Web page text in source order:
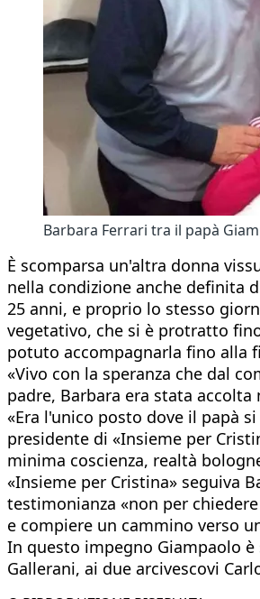
Barbara Ferrari tra il papà
È scomparsa un'altra donna
nella condizione anche definita
25 anni, e proprio lo stesso
vegetativo, che si è protratto
potuto accompagnarla fino alla
«Vivo con la speranza che dal
padre, Barbara era stata
«Era l'unico posto dove il papà
presidente di «Insieme per
minima coscienza, realtà
«Insieme per Cristina» seguiva
testimonianza «non per
e compiere un cammino verso
In questo impegno Giampaolo
Gallerani, ai due arcivescovi